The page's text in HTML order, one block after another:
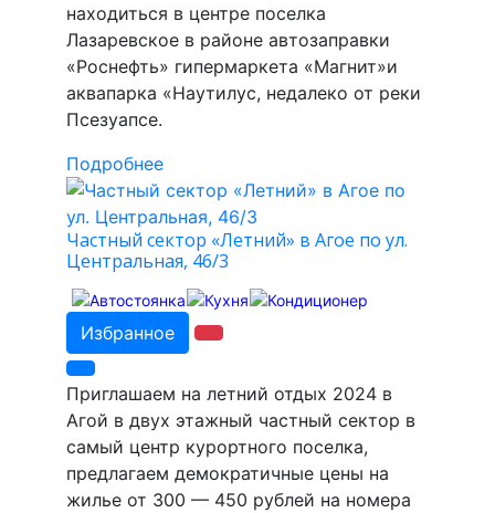
находиться в центре поселка
Лазаревское в районе автозаправки
«Роснефть» гипермаркета «Магнит»и
аквапарка «Наутилус, недалеко от реки
Псезуапсе.
Подробнее
Частный сектор «Летний» в Агое по ул.
Центральная, 46/3
Избранное
Приглашаем на летний отдых 2024 в
Агой в двух этажный частный сектор в
самый центр курортного поселка,
предлагаем демократичные цены на
жилье от 300 — 450 рублей на номера